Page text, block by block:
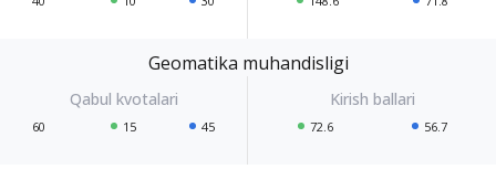
Geomatika muhandisligi
60 15 45 72.6 56.7